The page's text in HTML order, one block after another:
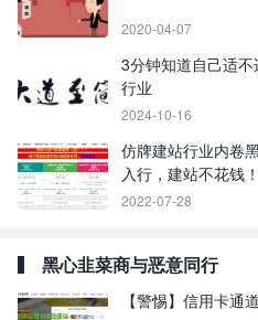
2020-04-07
3分钟知道自己适
行业
2024-10-16
仿牌建站行业内卷
入行，建站不花钱！
2022-07-28
黑心韭菜商与恶意同行
【警惕】信用卡通